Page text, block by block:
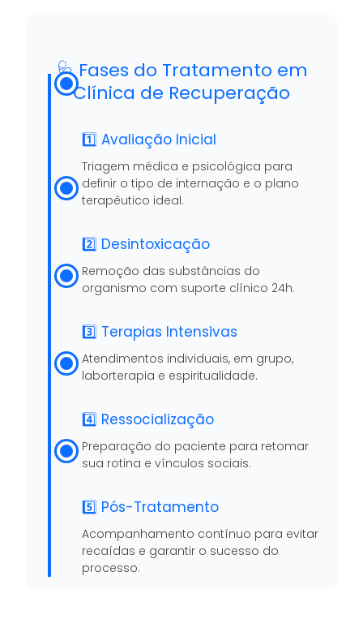
🩺 Fases do Tratamento em
Clínica de Recuperação
1️⃣ Avaliação Inicial
Triagem médica e psicológica para
definir o tipo de internação e o plano
terapêutico ideal.
2️⃣ Desintoxicação
Remoção das substâncias do
organismo com suporte clínico 24h.
3️⃣ Terapias Intensivas
Atendimentos individuais, em grupo,
laborterapia e espiritualidade.
4️⃣ Ressocialização
Preparação do paciente para retomar
sua rotina e vínculos sociais.
5️⃣ Pós-Tratamento
Acompanhamento contínuo para evitar
recaídas e garantir o sucesso do
processo.